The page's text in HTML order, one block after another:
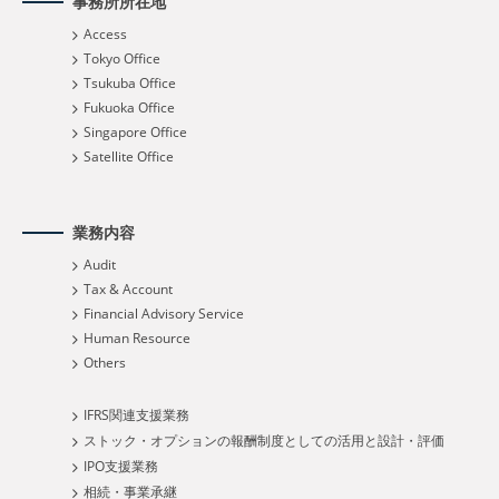
Access
Tokyo Office
Tsukuba Office
Fukuoka Office
Singapore Office
Satellite Office
業務内容
Audit
Tax & Account
Financial Advisory Service
Human Resource
Others
IFRS関連支援業務
ストック・オプションの報酬制度としての活用と設計・評価
IPO支援業務
相続・事業承継